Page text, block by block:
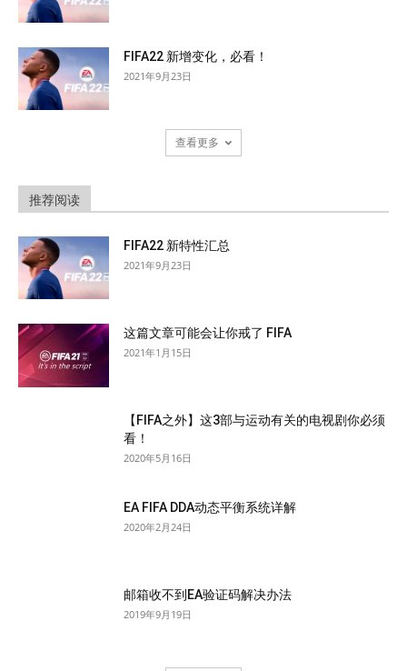
FIFA22 新增变化，必看！
2021年9月23日
查看更多
推荐阅读
FIFA22 新特性汇总
2021年9月23日
这篇文章可能会让你戒了 FIFA
2021年1月15日
【FIFA之外】这3部与运动有关的电视剧你必须
看！
2020年5月16日
EA FIFA DDA动态平衡系统详解
2020年2月24日
邮箱收不到EA验证码解决办法
2019年9月19日